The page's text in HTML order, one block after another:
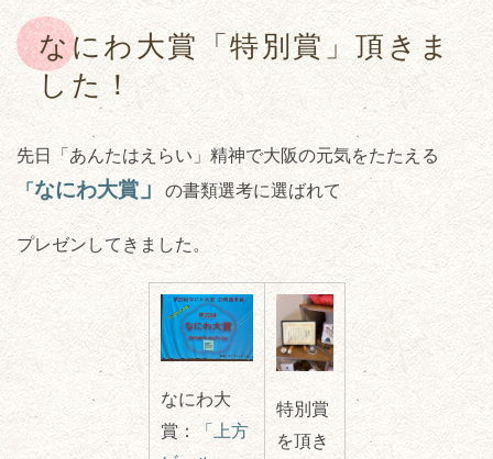
なにわ大賞「特別賞」頂きま
した！
先日「あんたはえらい」精神で大阪の元気をたたえる
「 なにわ大賞 」 の書類選考に選ばれて
プレゼンしてきました。
なにわ大
賞： 「上方
特別賞
を頂き